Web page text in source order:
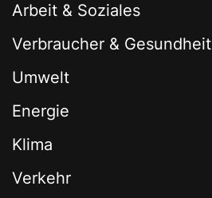
Arbeit & Soziales
Verbraucher & Gesundheit
Umwelt
Energie
Klima
Verkehr